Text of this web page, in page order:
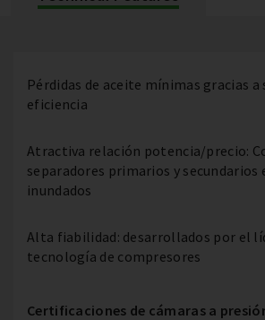
Pérdidas de aceite mínimas gracias a
eficiencia
Atractiva relación potencia/precio:
separadores primarios y secundarios
inundados
Alta fiabilidad: desarrollados por el
tecnología de compresores
Certificaciones de cámaras a